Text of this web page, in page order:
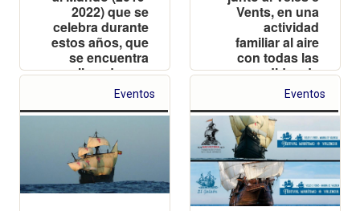
2022) que se
celebra durante
estos años, que
se encuentra
realizando una
gira por varios
puertos de
España
Vents, en una
actividad
familiar al aire
con todas las
medidas de
seguridad
Eventos Eventos